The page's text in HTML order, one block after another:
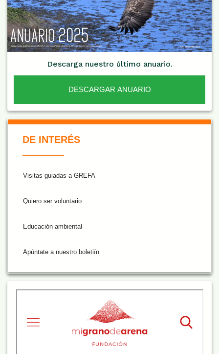
Descarga nuestro último anuario.
DESCARGAR ANUARIO
De Interés NARANJA
DE INTERÉS
Visitas guiadas a GREFA
Quiero ser voluntario
Educación ambiental
Apúntate a nuestro boletiín